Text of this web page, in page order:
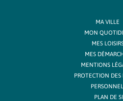
MA VILLE
MON
MES
MES
MENTIONS
PROTECTION
PLAN DE